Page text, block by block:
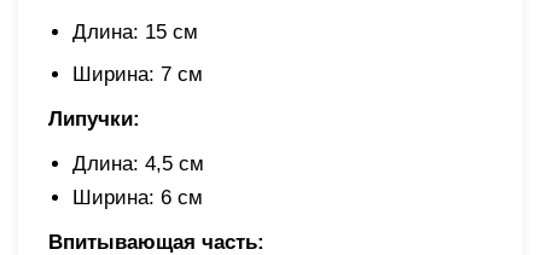
Длина: 15 см
Ширина: 7 см
Липучки:
Длина: 4,5 см
Ширина: 6 см
Впитывающая часть: